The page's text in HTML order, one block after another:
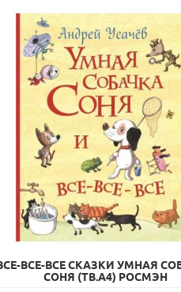
ВСЕ-ВСЕ СКАЗКИ УМНАЯ
СОНЯ (ТВ.А4) РОСМЭН